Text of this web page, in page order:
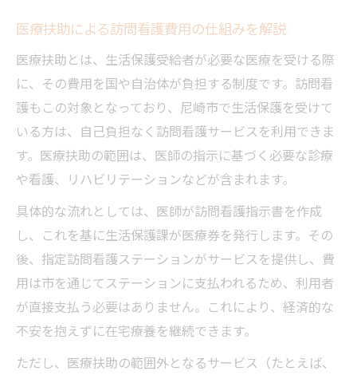
医療扶助による訪問看護費用の仕組みを解説
医療扶助とは、生活保護受給者が必要な医療を受ける際
に、その費用を国や自治体が負担する制度です。訪問看
護もこの対象となっており、尼崎市で生活保護を受けて
いる方は、自己負担なく訪問看護サービスを利用できま
す。医療扶助の範囲は、医師の指示に基づく必要な診療
や看護、リハビリテーションなどが含まれます。
具体的な流れとしては、医師が訪問看護指示書を作成
し、これを基に生活保護課が医療券を発行します。その
後、指定訪問看護ステーションがサービスを提供し、費
用は市を通じてステーションに支払われるため、利用者
が直接支払う必要はありません。これにより、経済的な
不安を抱えずに在宅療養を継続できます。
ただし、医療扶助の範囲外となるサービス（たとえば、